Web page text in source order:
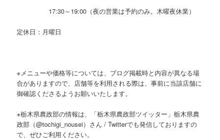
17:30～19:00（夜の営業は予約のみ。木曜夜休業）
定休日：月曜日
※メニューや価格等については、ブログ掲載時と内容が異なる場
合がありますので、店舗等を利用される際は、事前に当該店舗に
御確認くださるようお願いいたします。
※栃木県農政部の情報は、「栃木県農政部ツイッター」栃木県農
政部（@tochigi_nousei）さん / Twitterでも発信しておりますの
で、ぜひご利用ください。